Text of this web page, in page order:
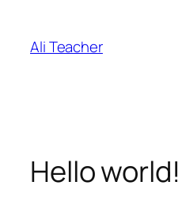
Ali Teacher
Hello world!